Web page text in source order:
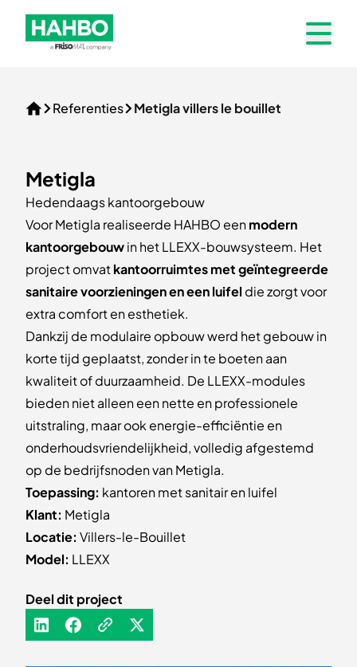
HAHBO_GROEN_frisomat-01
Open
Referenties Metigla villers le bouillet
Metigla
Hedendaags kantoorgebouw
Voor Metigla realiseerde HAHBO eenmodern
kantoorgebouwin het LLEXX-bouwsysteem. Het
project omvatkantoorruimtes met geïntegreerde
sanitaire voorzieningen en een luifel die zorgt voor
extra comfort en esthetiek.
Dankzij de modulaire opbouw werd het gebouw in
korte tijd geplaatst, zonder in te boeten aan
kwaliteit of duurzaamheid. De LLEXX-modules
bieden niet alleen een nette en professionele
uitstraling, maar ook energie-efficiëntie en
onderhoudsvriendelijkheid, volledig afgestemd
op de bedrijfsnoden van Metigla.
Toepassing: kantoren met sanitair en luifel
Klant: Metigla
Locatie: Villers-le-Bouillet
Model: LLEXX
Deel dit project